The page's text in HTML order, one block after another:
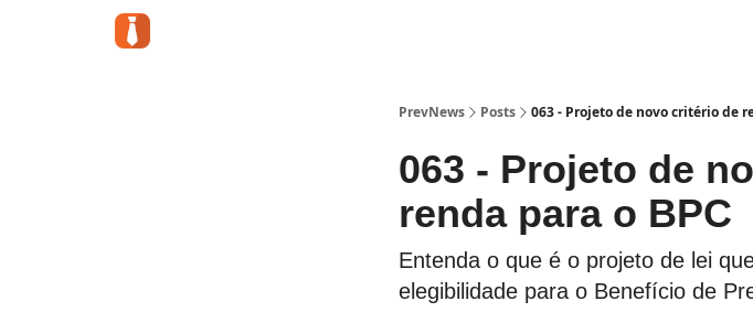
PrevNews Posts 063 - Projeto de novo critério de
063 - Projeto de
renda para o BPC
Entenda o que é o projeto de lei
elegibilidade para o Benefício de